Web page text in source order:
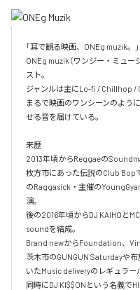
「耳で観る映画、ONEg muzik。」
ONEg muzik（ワンジー・ミュー
スト。
ジャンルは主にLo-fi / Chillhop /
まるで映画のワンシーンのよう
せる音を届けている。
来歴
2013年頃からReggaeの
枚方市にあった伝説のClub Bop
のRaggasick・主催の
演。
後の2016年頃からDJ KAIHOと
soundを結成。
Brand newからFoundation、
茨木市のGUNGUN Saturdayや
いたMusic deliveryのレギュラー
同時にDJ KI$$ONという名義で